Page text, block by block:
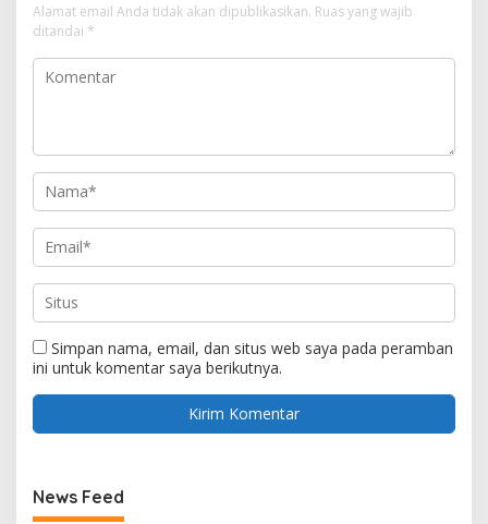
Alamat email Anda tidak akan dipublikasikan. Ruas yang wajib
ditandai *
Simpan nama, email, dan situs web saya pada peramban
ini untuk komentar saya berikutnya.
News Feed